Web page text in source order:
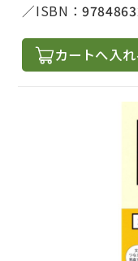
ISBN：
カートへ入れ